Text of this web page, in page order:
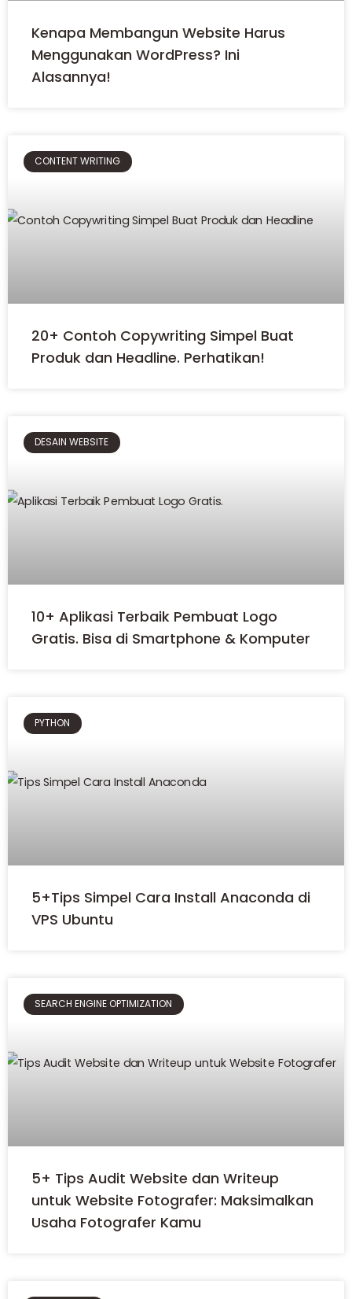
Kenapa Membangun Website Harus
Menggunakan WordPress? Ini
Alasannya!
CONTENT WRITING
20+ Contoh Copywriting Simpel Buat
Produk dan Headline. Perhatikan!
DESAIN WEBSITE
10+ Aplikasi Terbaik Pembuat Logo
Gratis. Bisa di Smartphone & Komputer
PYTHON
5+Tips Simpel Cara Install Anaconda di
VPS Ubuntu
SEARCH ENGINE OPTIMIZATION
5+ Tips Audit Website dan Writeup
untuk Website Fotografer: Maksimalkan
Usaha Fotografer Kamu